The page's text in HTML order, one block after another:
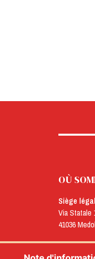
OÙ
Siège
Via Statale
41036
Bureaux:
Via